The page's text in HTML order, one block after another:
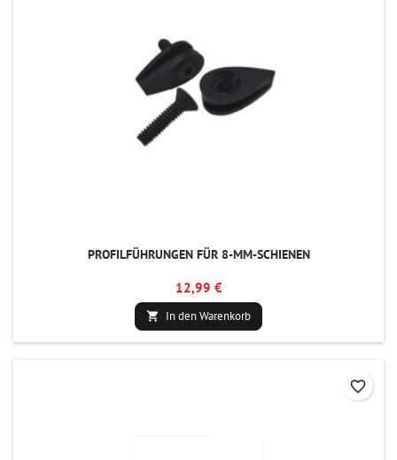
PROFILFÜHRUNGEN FÜR 8-MM-SCHIENEN
12,99 €
 In den Warenkorb
favorite_border